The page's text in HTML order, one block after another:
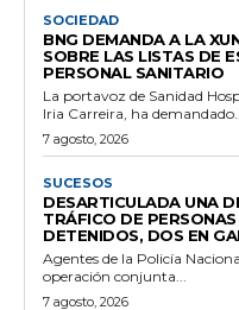
SOCIEDAD
BNG DEMANDA A LA
SOBRE LAS LISTAS DE
PERSONAL SANITARIO
La portavoz de Sanidad
Iria Carreira, ha demandado...
7 agosto, 2026
SUCESOS
DESARTICULADA UNA
TRÁFICO DE
DETENIDOS, DOS EN
Agentes de la Policía
operación conjunta...
7 agosto, 2026